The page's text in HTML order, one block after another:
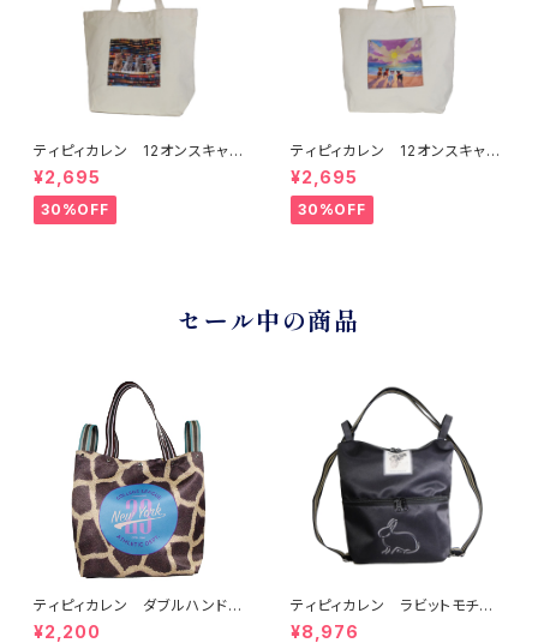
ティピィカレン 12オンスキャン
バスネイティブ柄ビッグマイバッ
グ
¥2,695
30%OFF
ティピィカレン 12オンスキャン
バスビーチドッグス柄ビッグマイ
バッグ
¥2,695
30%OFF
セール中の商品
ティピィカレン ダブルハンドル
ジラフビッグトートバッグ
¥2,200
ティピィカレン ラビットモチー
フ2WAYショルダーリュック
¥8,976